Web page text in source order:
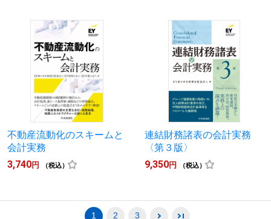
不動産流動化のスキームと
会計実務
3,740円 （税込）
連結財務諸表の会計実務
〈第３版〉
9,350円 （税込）
1 2 3